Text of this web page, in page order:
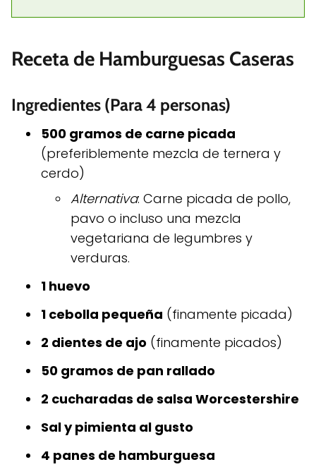
Receta de Hamburguesas Caseras
Ingredientes (Para 4 personas)
500 gramos de carne picada
(preferiblemente mezcla de ternera y
cerdo)
Alternativa: Carne picada de pollo,
pavo o incluso una mezcla
vegetariana de legumbres y
verduras.
1 huevo
1 cebolla pequeña (finamente picada)
2 dientes de ajo (finamente picados)
50 gramos de pan rallado
2 cucharadas de salsa Worcestershire
Sal y pimienta al gusto
4 panes de hamburguesa